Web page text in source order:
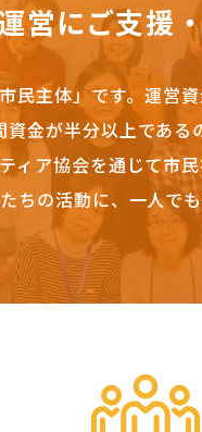
営にご支援
民主体」です。 運営
金が半分以上である
ィア協会を通じて市
ちの活動に、一人で